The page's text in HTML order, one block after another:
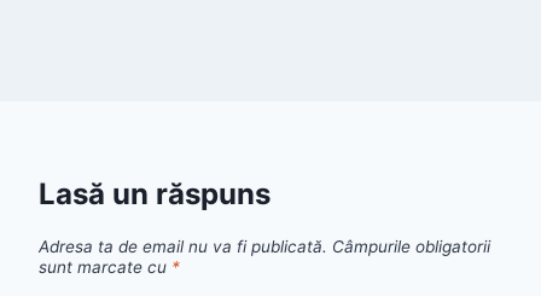
Lasă un răspuns
Adresa ta de email nu va fi publicată. Câmpurile obligatorii
sunt marcate cu *